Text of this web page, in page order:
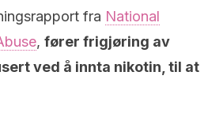
fra National
, fører frigjøring av
ved å innta nikotin, til at